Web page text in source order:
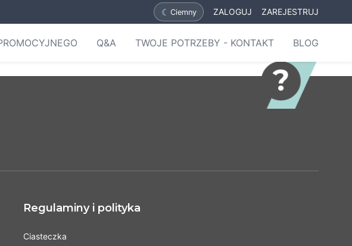
☾ Ciemny ZALOGUJ ZAREJESTRUJ
Q&A TWOJE POTRZEBY - KONTAKT BLOG
Regulaminy i polityka
Ciasteczka